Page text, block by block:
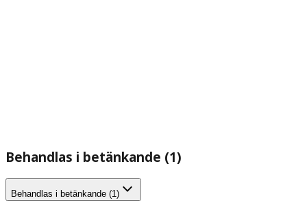
Behandlas i betänkande (1)
Behandlas i betänkande (1)